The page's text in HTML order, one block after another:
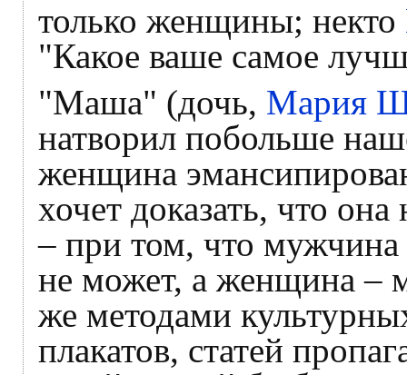
только женщины; некто
"Какое ваше самое
"Маша" (дочь, Мария
натворил побольше
женщина
хочет доказать, что
– при том, что мужчина
не может, а женщина –
же методами
плакатов, статей